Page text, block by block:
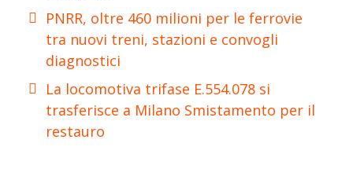
PNRR, oltre 460 milioni per le ferrovie
tra nuovi treni, stazioni e convogli
diagnostici
La locomotiva trifase E.554.078 si
trasferisce a Milano Smistamento per il
restauro